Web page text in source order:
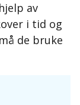
av
i tid og
de bruke